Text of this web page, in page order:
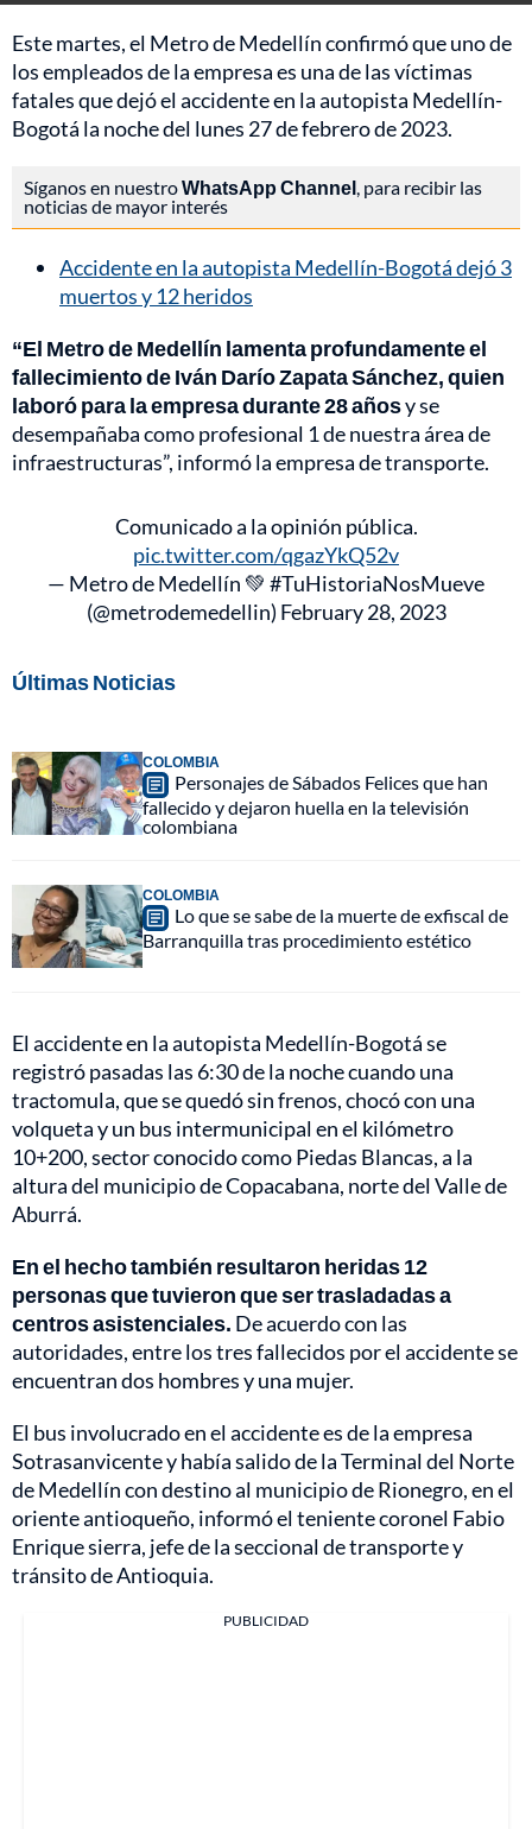
Este martes, el Metro de Medellín confirmó que uno de
los empleados de la empresa es una de las víctimas
fatales que dejó el accidente en la autopista Medellín-
Bogotá la noche del lunes 27 de febrero de 2023.
Síganos en nuestroWhatsApp Channel, para recibir las
noticias de mayor interés
Accidente en la autopista Medellín-Bogotá dejó 3
muertos y 12 heridos
“El Metro de Medellín lamenta profundamente el
fallecimiento de Iván Darío Zapata Sánchez, quien
laboró para la empresa durante 28 añosy se
desempañaba como profesional 1 de nuestra área de
infraestructuras”, informó la empresa de transporte.
Comunicado a la opinión pública.
pic.twitter.com/qgazYkQ52v
— Metro de Medellín 💚 #TuHistoriaNosMueve
(@metrodemedellin) February 28, 2023
Últimas Noticias
COLOMBIA
Personajes de Sábados Felices que han
fallecido y dejaron huella en la televisión
colombiana
COLOMBIA
Lo que se sabe de la muerte de exfiscal de
Barranquilla tras procedimiento estético
El accidente en la autopista Medellín-Bogotá se
registró pasadas las 6:30 de la noche cuando una
tractomula, que se quedó sin frenos, chocó con una
volqueta y un bus intermunicipal en el kilómetro
10+200, sector conocido como Piedas Blancas, a la
altura del municipio de Copacabana, norte del Valle de
Aburrá.
En el hecho también resultaron heridas 12
personas que tuvieron que ser trasladadas a
centros asistenciales. De acuerdo con las
autoridades, entre los tres fallecidos por el accidente se
encuentran dos hombres y una mujer.
El bus involucrado en el accidente es de la empresa
Sotrasanvicente y había salido de la Terminal del Norte
de Medellín con destino al municipio de Rionegro, en el
oriente antioqueño, informó el teniente coronel Fabio
Enrique sierra, jefe de la seccional de transporte y
tránsito de Antioquia.
PUBLICIDAD